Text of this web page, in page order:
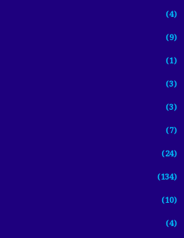
(4)
(9)
(1)
(3)
(3)
(7)
(24)
(134)
(10)
(4)